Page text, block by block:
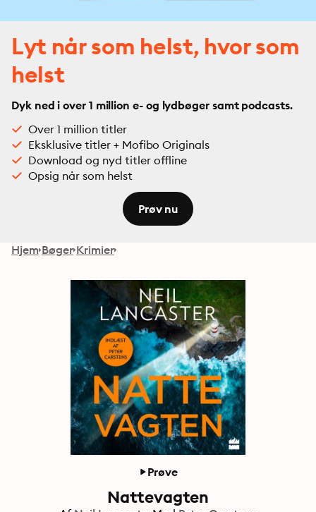
Lyt når som helst, hvor som
helst
Dyk ned i over 1 million e- og lydbøger samt podcasts.
Over 1 million titler
Eksklusive titler + Mofibo Originals
Download og nyd titler offline
Opsig når som helst
Prøv nu
Hjem Bøger Krimier
Prøve
Nattevagten